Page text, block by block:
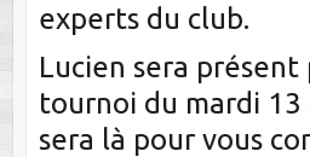
experts du club.
Lucien sera présent
tournoi du mardi 13
sera là pour vous